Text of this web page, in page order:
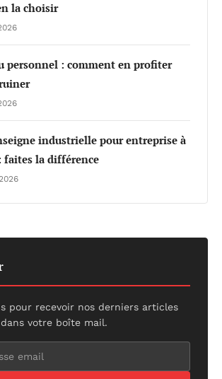
la choisir
personnel : comment en profiter
industrielle pour entreprise à
faites la différence
pour recevoir nos derniers articles
votre boîte mail.